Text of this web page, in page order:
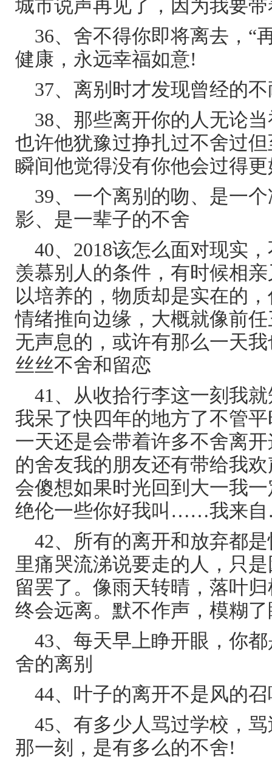
城市说声再见了，因为我要
36、舍不得你即将离去，“
健康，永远幸福如意!
37、离别时才发现曾经的
38、那些离开你的人无论
也许他犹豫过挣扎过不舍过
瞬间他觉得没有你他会过得
39、一个离别的吻、是一
影、是一辈子的不舍
40、2018该怎么面对现实
羡慕别人的条件，有时候相
以培养的，物质却是实在的
情绪推向边缘，大概就像前
无声息的，或许有那么一天
丝丝不舍和留恋
41、从收拾行李这一刻我
我呆了快四年的地方了不管
一天还是会带着许多不舍离
的舍友我的朋友还有带给我
会傻想如果时光回到大一我
绝伦一些你好我叫……我来
42、所有的离开和放弃都
里痛哭流涕说要走的人，只
留罢了。像雨天转晴，落叶
终会远离。默不作声，模糊
43、每天早上睁开眼，你
舍的离别
44、叶子的离开不是风的
45、有多少人骂过学校，
那一刻，是有多么的不舍!